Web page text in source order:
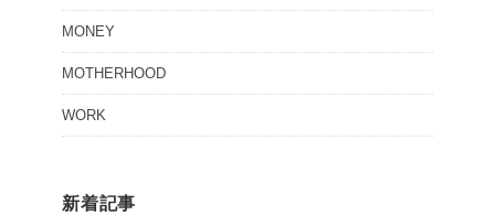
MONEY
MOTHERHOOD
WORK
新着記事